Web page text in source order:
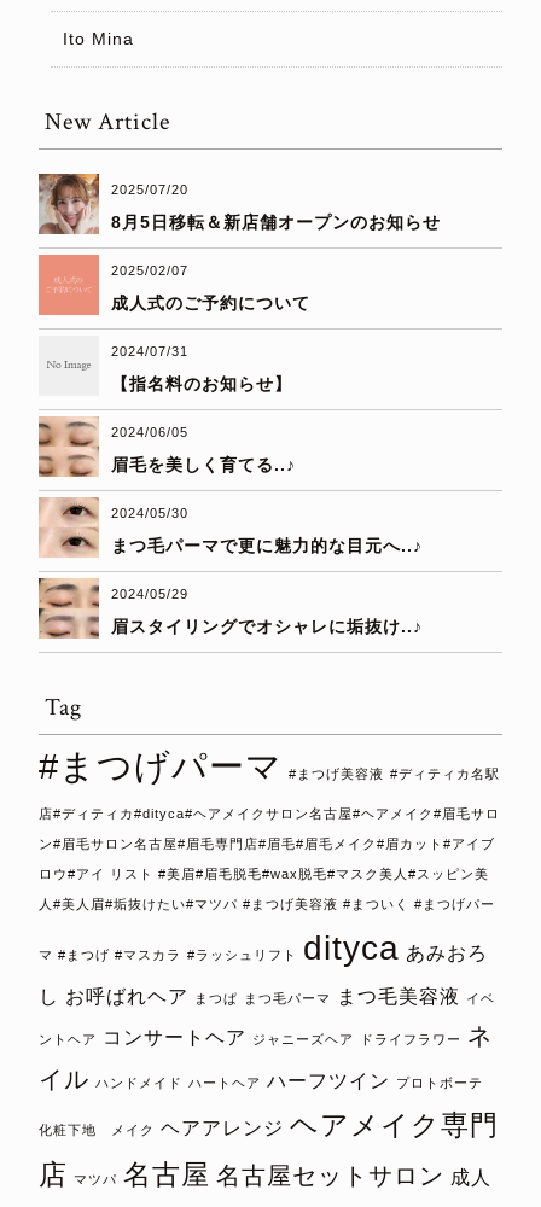
Ito Mina
New Article
2025/07/20
8月5日移転＆新店舗オープンのお知らせ
2025/02/07
成人式のご予約について
2024/07/31
【指名料のお知らせ】
2024/06/05
眉毛を美しく育てる..♪
2024/05/30
まつ毛パーマで更に魅力的な目元へ..♪
2024/05/29
眉スタイリングでオシャレに垢抜け..♪
Tag
#まつげパーマ #まつげ美容液 #ディティカ名駅
店#ディティカ#dityca#ヘアメイクサロン名古屋#ヘアメイク#眉毛サロ
ン#眉毛サロン名古屋#眉毛専門店#眉毛#眉毛メイク#眉カット#アイブ
ロウ#アイ リスト #美眉#眉毛脱毛#wax脱毛#マスク美人#スッピン美
人#美人眉#垢抜けたい#マツパ #まつげ美容液 #まついく #まつげパー
マ #まつげ #マスカラ #ラッシュリフト dityca あみおろ
し お呼ばれヘア まつぱ まつ毛パーマ まつ毛美容液 イベ
ントヘア コンサートヘア ジャニーズヘア ドライフラワー
ネ
イル ハンドメイド ハートヘア ハーフツイン プロトボーテ
化粧下地 メイク ヘアアレンジ ヘアメイク専門
店
マツパ 名古屋 名古屋セットサロン 成人